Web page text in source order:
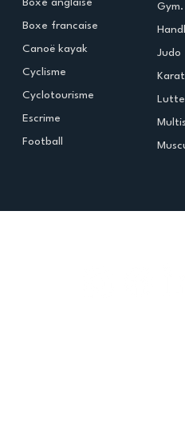
Boxe anglaise
Boxe francaise
Canoë kayak
Cyclisme
Cyclotourisme
Escrime
Football
Judo
Lutte